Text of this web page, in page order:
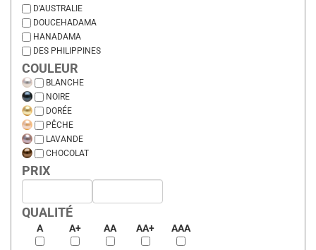
D'AUSTRALIE
DOUCEHADAMA
HANADAMA
DES PHILIPPINES
COULEUR
BLANCHE
NOIRE
DORÉE
PÊCHE
LAVANDE
CHOCOLAT
PRIX
QUALITÉ
A A+ AA AA+ AAA